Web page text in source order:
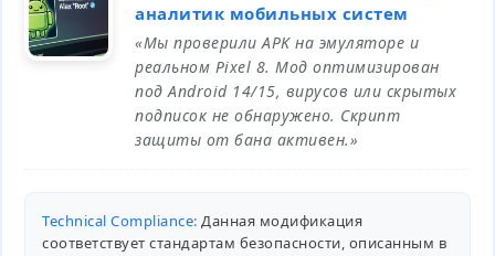
аналитик мобильных систем
«Мы проверили APK на эмуляторе и
реальном Pixel 8. Мод оптимизирован
под Android 14/15, вирусов или скрытых
подписок не обнаружено. Скрипт
защиты от бана активен.»
Technical Compliance: Данная модификация
соответствует стандартам безопасности, описанным в